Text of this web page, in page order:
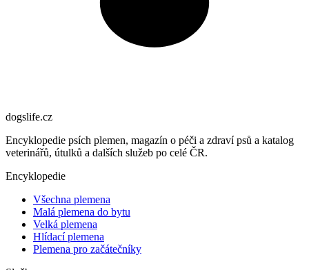
dogslife.cz
Encyklopedie psích plemen, magazín o péči a zdraví psů a katalog
veterinářů, útulků a dalších služeb po celé ČR.
Encyklopedie
Všechna plemena
Malá plemena do bytu
Velká plemena
Hlídací plemena
Plemena pro začátečníky